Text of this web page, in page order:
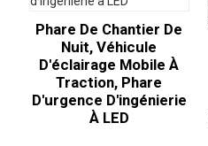
Phare De Chantier De
Nuit, Véhicule
D'éclairage Mobile À
Traction, Phare
D'urgence D'ingénierie
À LED